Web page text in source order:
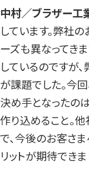
中村／ブラザー工
しています。弊社
ーズも異なってき
しているのですが
が課題でした。今
決め手となったの
作り込めること。
で、今後のお客さ
リットが期待できま